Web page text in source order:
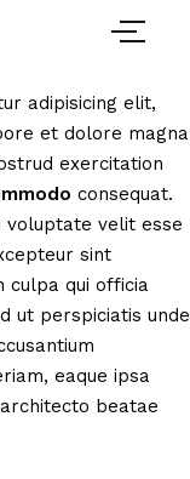
adipisicing elit,
et dolore magna
exercitation
consequat.
voluptate velit esse
sint
culpa qui officia
ut perspiciatis unde
eaque ipsa
beatae